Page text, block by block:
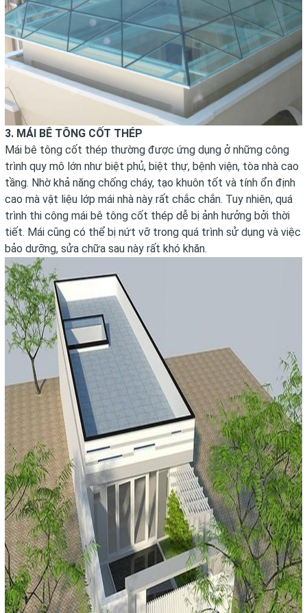
3. MÁI BÊ TÔNG CỐT THÉP
Mái bê tông cốt thép thường được ứng dụng ở những công
trình quy mô lớn như biệt phủ, biệt thự, bệnh viện, tòa nhà cao
tầng. Nhờ khả năng chống cháy, tạo khuôn tốt và tính ổn định
cao mà vật liệu lớp mái nhà này rất chắc chắn. Tuy nhiên, quá
trình thi công mái bê tông cốt thép dễ bị ảnh hưởng bởi thời
tiết. Mái cũng có thể bị nứt vỡ trong quá trình sử dụng và việc
bảo dưỡng, sửa chữa sau này rất khó khăn.